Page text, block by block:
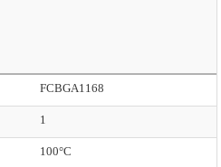
FCBGA1168
1
100°C